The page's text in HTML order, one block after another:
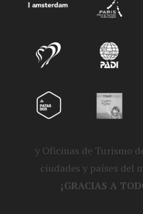
y Oficinas de Turismo
ciudades y países del
¡GRACIAS A